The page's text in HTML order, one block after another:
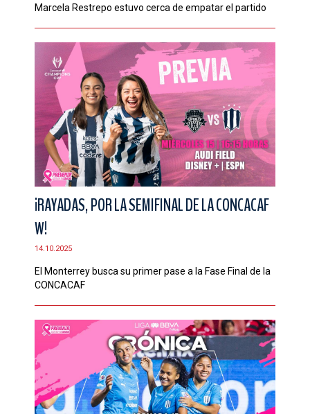
Marcela Restrepo estuvo cerca de empatar el partido
¡RAYADAS, POR LA SEMIFINAL DE LA CONCACAF
W!
14.10.2025
El Monterrey busca su primer pase a la Fase Final de la
CONCACAF